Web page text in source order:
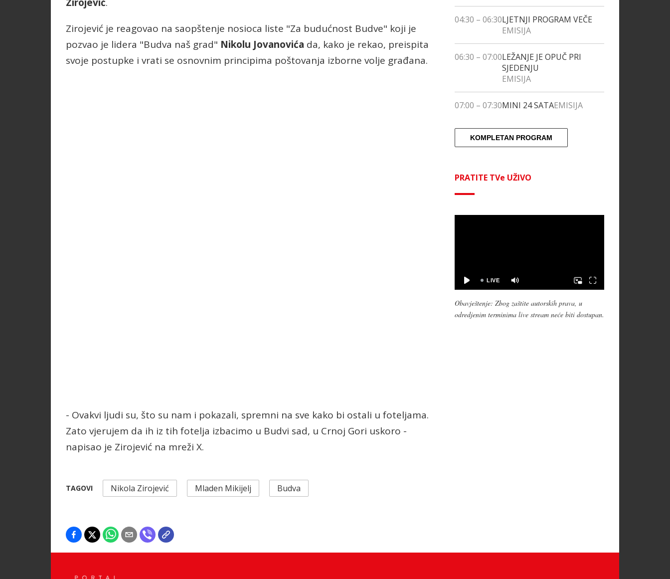
Zirojević.
Zirojević je reagovao na saopštenje nosioca liste "Za budućnost Budve" koji je
pozvao je lidera "Budva naš grad" Nikolu Jovanovića da, kako je rekao, preispita
svoje postupke i vrati se osnovnim principima poštovanja izborne volje građana.
- Ovakvi ljudi su, što su nam i pokazali, spremni na sve kako bi ostali u foteljama.
Zato vjerujem da ih iz tih fotelja izbacimo u Budvi sad, u Crnoj Gori uskoro -
napisao je Zirojević na mreži X.
TAGOVI Nikola Zirojević Mladen Mikijelj Budva
04:30 – 06:30LJETNJI PROGRAM VEČE
EMISIJA
06:30 – 07:00LEŽANJE JE OPUČ PRI
SJEDENJU
EMISIJA
07:00 – 07:30MINI 24 SATAEMISIJA
KOMPLETAN PROGRAM
PRATITE TVe UŽIVO
Obavještenje: Zbog zaštite autorskih prava, u
odredjenim terminima live stream neće biti dostupan.